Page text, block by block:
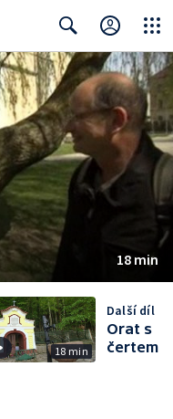
Search Close
18 min
18 min
Další díl
Orat s
čertem